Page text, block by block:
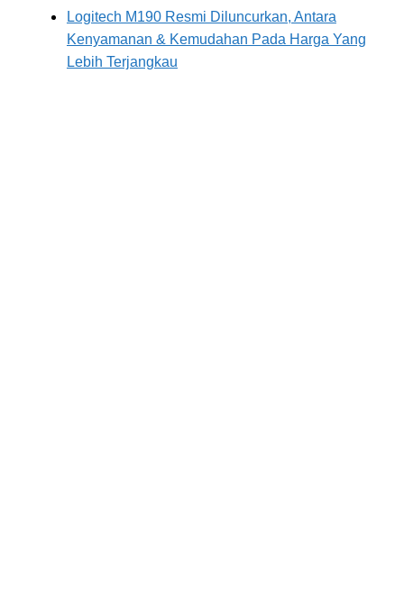
Logitech M190 Resmi Diluncurkan, Antara
Kenyamanan & Kemudahan Pada Harga Yang
Lebih Terjangkau